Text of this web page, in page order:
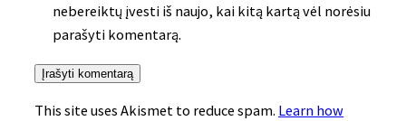
nebereiktų įvesti iš naujo, kai kitą kartą vėl norėsiu
parašyti komentarą.
This site uses Akismet to reduce spam. Learn how